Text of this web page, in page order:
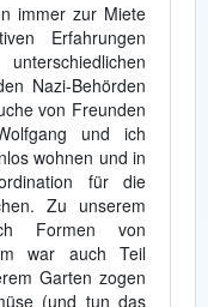
immer zur Miete
Erfahrungen
Nazi-Behörden
von Freunden
und ich
wohnen und in
für die
Zu unserem
Formen von
war auch Teil
Garten zogen
(und tun das